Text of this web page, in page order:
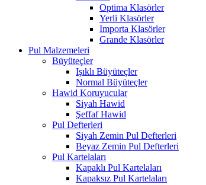
Optima Klasörler
Yerli Klasörler
Importa Klasörler
Grande Klasörler
Pul Malzemeleri
Büyüteçler
Işıklı Büyüteçler
Normal Büyüteçler
Hawid Koruyucular
Siyah Hawid
Şeffaf Hawid
Pul Defterleri
Siyah Zemin Pul Defterleri
Beyaz Zemin Pul Defterleri
Pul Kartelaları
Kapaklı Pul Kartelaları
Kapaksız Pul Kartelaları